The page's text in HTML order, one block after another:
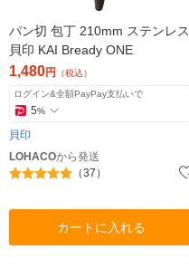
パン切 包丁 210mm ステンレス
貝印 KAI Bready ONE
1,480円 （税込）
ログイン&全額PayPay支払いで
5%
貝印
LOHACOから発送
（37）
カートに入れる